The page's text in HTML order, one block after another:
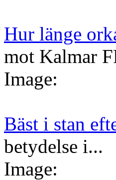
Hur länge
mot Kalmar
Image:
Bäst i stan
betydelse i...
Image: